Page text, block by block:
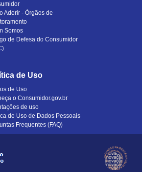
Aderir - Órgãos de
Somos
de Defesa do Consumidor
de Uso
de Uso
o Consumidor.gov.br
de uso
de Uso de Dados Pessoais
Frequentes (FAQ)